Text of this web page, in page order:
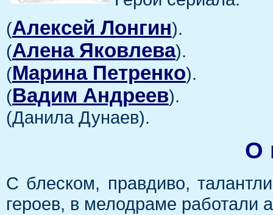
(Алексей Лонгин).
(Алена Яковлева).
(Марина Петренко).
(Вадим Андреев).
(Данила Дунаев).
О
С блеском, правдиво,
героев, в мелодраме работали